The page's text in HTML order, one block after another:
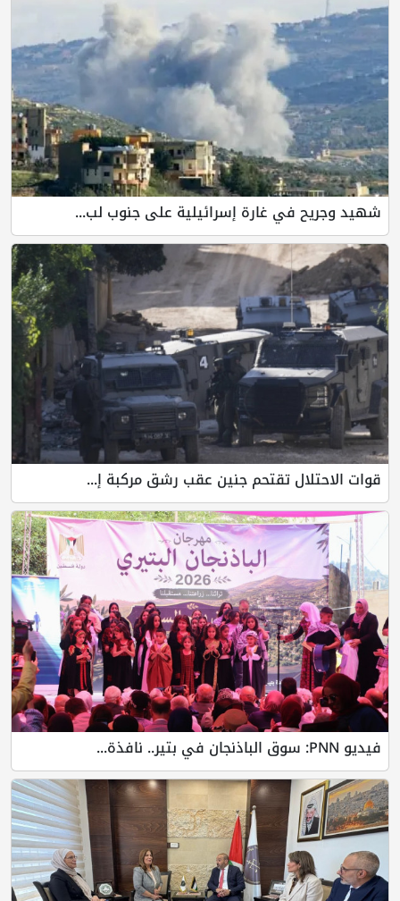
شهيد وجريح في غارة إسرائيلية على جنوب لب...
قوات الاحتلال تقتحم جنين عقب رشق مركبة إ...
فيديو PNN: سوق الباذنجان في بتير.. نافذة...